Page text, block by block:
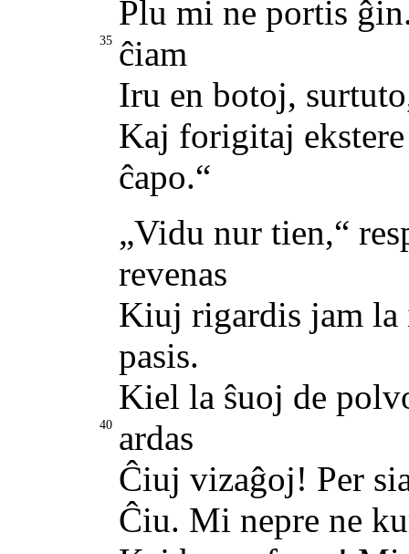
Plu mi ne portis
ĉiam
35
Iru en botoj,
Kaj forigitaj
ĉapo.“
„Vidu nur tien,“
revenas
Kiuj rigardis jam la
pasis.
Kiel la ŝuoj de
ardas
40
Ĉiuj vizaĝoj! Per
Ĉiu. Mi nepre ne